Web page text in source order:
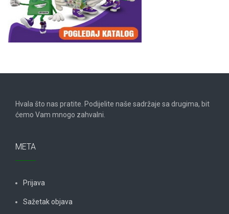
Hvala što nas pratite. Podijelite naše sadržaje sa drugima, bit
ćemo Vam mnogo zahvalni.
META
Prijava
Sažetak objava